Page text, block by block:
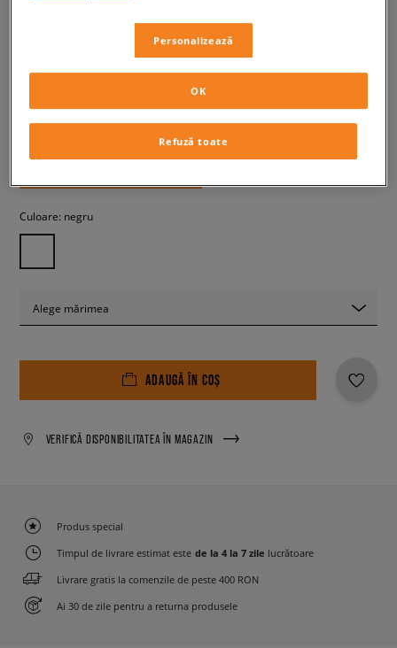
ALPHA INDUSTRIES BLUZĂ
bărbați, bluze
Culoare: negru
Alege mărimea
ADAUGĂ ÎN COȘ
VERIFICĂ DISPONIBILITATEA ÎN MAGAZIN
Produs special
Timpul de livrare estimat este de la 4 la 7 zile lucrătoare
Livrare gratis la comenzile de peste 400 RON
Ai 30 de zile pentru a returna produsele
Personalizează
Refuză toate
OK